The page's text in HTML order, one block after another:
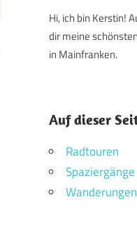
Hi, ich bin Kerstin!
dir meine
in Mainfranken.
Auf dieser
Radtouren
Spaziergänge
Wanderungen